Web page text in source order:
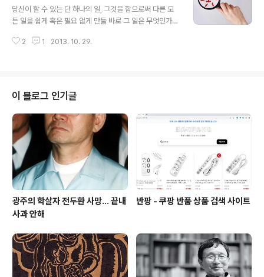
게 생각할 수 있다’는 것은 알 수 있다. 아이가 어릴 때 덧셈
에 관해 이야기를 하곤 했다. 99+99 는 얼마인가. 198이
1 = 198이 된다. 98+98은 200-4를 하면 196이 된다.
당신이 할 수 있는 단 하나의 일, 그것을 함으로써 다른 모
든 일을 쉽게 혹은 필요 없게 만들 바로 그 일은 무엇인가?
라.” 즉 ‘단 하나’, ‘One Thing’이다. “가장 근본적인 핵심
시작점이다.” ‘소중한 것 먼저하라’를 연상하게 한다. 수 많
은 일이 있지만 그중에서 가장 소중한 것을 먼저하고 그 다
음에 소중한 것을 하면 된다는 것과 많은 것 중 ‘단 하나’ 만
을 생각하고 그것에 집중하라는 말은 어딘가 닮아 보인다.
하지만 다른 듯, 닮은 듯한 이야기이지만 ..
2 1 2013. 10. 29.
이 블로그 인기글
광주의 학살자 전두환 사망... 끝내
사과 안해
반팡 - 쿠팡 반품 상품 검색 사이트